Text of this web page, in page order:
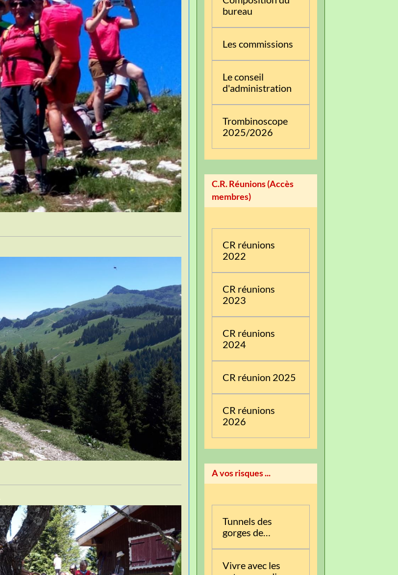
bureau
Les commissions
Le conseil
d'administration
Trombinoscope
2025/2026
C.R. Réunions (Accès
membres)
CR réunions
2022
CR réunions
2023
CR réunions
2024
CR réunion 2025
CR réunions
2026
A vos risques ...
Tunnels des
gorges de
Vivre avec les